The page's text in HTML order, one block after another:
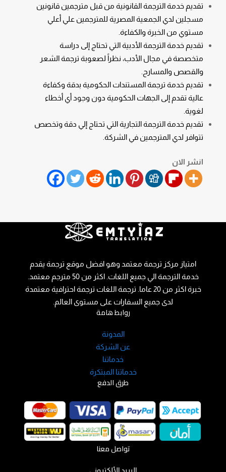
تقديم خدمةالترجمة القانونيةمن قبل مترجمين قانونين
مسجلين لدي الجمعية المصرية للمترجمين علي أعلي
مستوي من الخبرة والكفاءة.
تقديم خدمة الترجمة الأدبية التي تحتاج إلى دراسة
متخصصة في مجال الأدب، نظراً لصعوبة ترجمة الشعر
والقصص والمسارح.
تقديم خدمة ترجمة المستندات الحكومية بدقة وكفاءة
عالية تقدم إلى الجهات الحكومية دون وجود أي أخطاء
لغوية.
تقديم خدمةالترجمة التجاريةالتي تحتاج إلي دقة وتخصص
تتوافر لدي المترجمين في الشركة.
انشر الان
تواصل معنا
طرق الدفع
روابط هامة
المدونة
عن الشركة
خدماتنا
خدماتنا المبتكرة
امتياز مركز ترجمة معتمد وهو افضل موقع ترجمة يقدم
خدمة الترجمة الي جميع اللغات. اكثر من 50 مترجم معتمد.
خبرة اكثر من 20 عاما. ترجمة اللغات ترجمة احترافية معتمدة
لدى جميع السفارات على مستوى العالم.